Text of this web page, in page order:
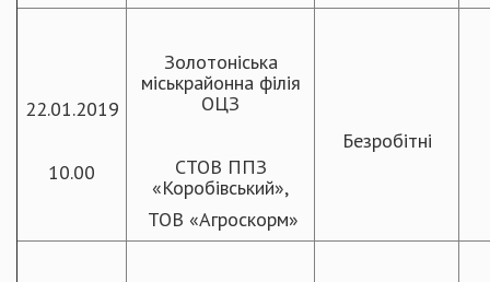
22.01.2019
10.00
Золотоніська
міськрайонна філія
ОЦЗ
СТОВ ППЗ
«Коробівський»,
ТОВ «Агроскорм»
Безробітні